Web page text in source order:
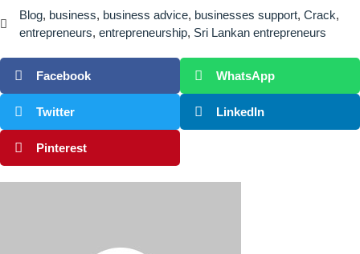
Blog, business, business advice, businesses support, Crack,
entrepreneurs, entrepreneurship, Sri Lankan entrepreneurs
Facebook WhatsApp
Twitter LinkedIn
Pinterest